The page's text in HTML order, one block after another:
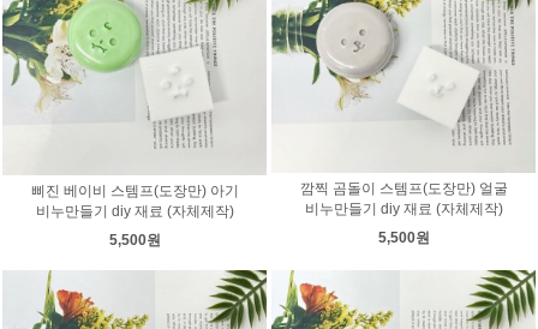
삐진 베이비 스템프(도장만) 아기
비누만들기 diy 재료 (자체제작)
5,500원
깜찍 곰돌이 스템프(도장만) 얼굴
비누만들기 diy 재료 (자체제작)
5,500원